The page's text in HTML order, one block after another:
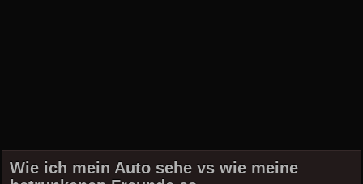
Wie ich mein Auto sehe vs wie meine